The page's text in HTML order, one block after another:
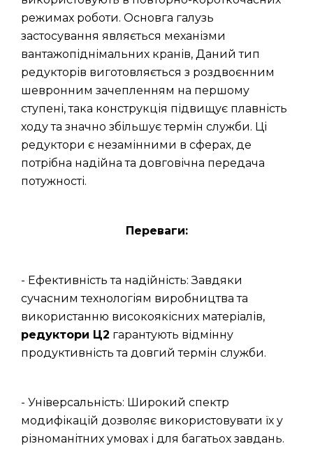
режимах роботи. Основга галузь
застосування являється механізми
вантажопіднімальних кранів, Даний тип
редукторів виготовляється з роздвоєнним
шевронним зачепленням на першому
ступені, така конструкція підвищує плавність
ходу та значно збільшує термін служби. Ці
редуктори є незамінними в сферах, де
потрібна надійна та довговічна передача
потужності.
Переваги:
- Ефективність та надійність: Завдяки
сучасним технологіям виробництва та
використанню високоякісних матеріалів,
редуктори Ц2 гарантують відмінну
продуктивність та довгий термін служби.
- Універсальність: Широкий спектр
модифікацій дозволяє використовувати їх у
різноманітних умовах і для багатьох завдань.